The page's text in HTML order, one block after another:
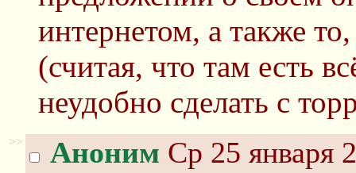
интернетом, а также
(считая, что там есть
неудобно сделать с
>> Аноним Ср 25 января